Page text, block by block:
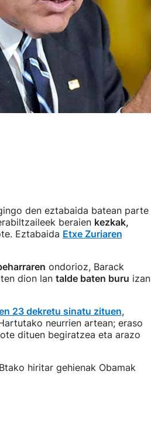
den eztabaida batean parte
beraien kezkak,
Eztabaida Etxe Zuriaren
ondorioz, Barack
dion lan talde baten buru izan
23 dekretu sinatu zituen,
neurrien artean; eraso
dituen begiratzea eta arazo
hiritar gehienak Obamak